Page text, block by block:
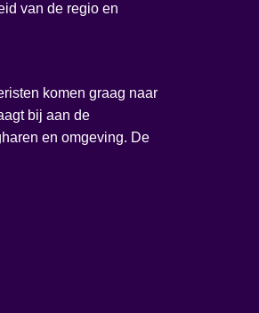
van de regio en
komen graag naar
bij aan de
en omgeving. De